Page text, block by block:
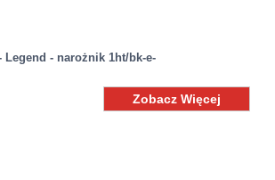
Legend - narożnik 1ht/bk-e-
Zobacz Więcej